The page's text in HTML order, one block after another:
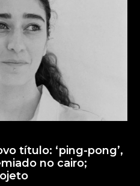
título: ‘ping-pong’,
no cairo;